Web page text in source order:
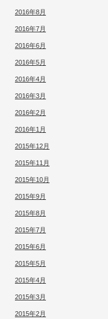
2016年8月
2016年7月
2016年6月
2016年5月
2016年4月
2016年3月
2016年2月
2016年1月
2015年12月
2015年11月
2015年10月
2015年9月
2015年8月
2015年7月
2015年6月
2015年5月
2015年4月
2015年3月
2015年2月